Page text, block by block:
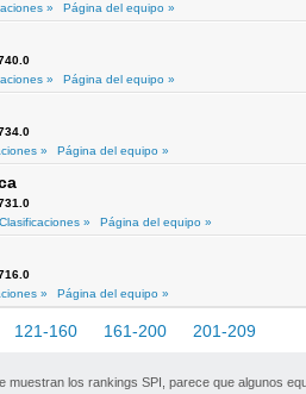
»
Página del equipo »
»
Página del equipo »
»
Página del equipo »
»
Página del equipo »
»
Página del equipo »
121-160 161-200 201-209
muestran los rankings SPI, parece que algunos